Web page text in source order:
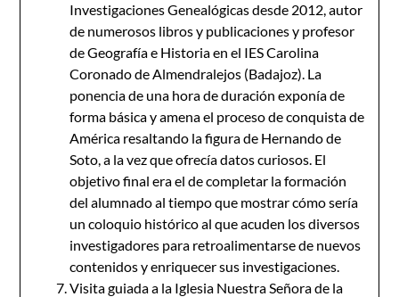
Investigaciones Genealógicas desde 2012, autor
de numerosos libros y publicaciones y profesor
de Geografía e Historia en el IES Carolina
Coronado de Almendralejos (Badajoz). La
ponencia de una hora de duración exponía de
forma básica y amena el proceso de conquista de
América resaltando la figura de Hernando de
Soto, a la vez que ofrecía datos curiosos. El
objetivo final era el de completar la formación
del alumnado al tiempo que mostrar cómo sería
un coloquio histórico al que acuden los diversos
investigadores para retroalimentarse de nuevos
contenidos y enriquecer sus investigaciones.
Visita guiada a la Iglesia Nuestra Señora de la